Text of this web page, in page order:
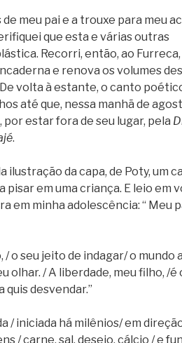
de meu pai e a trouxe para meu
que esta e várias outras
Recorri, então, ao Furreca,
e renova os volumes
volta à estante, o canto
até que, nessa manhã de
por estar fora de seu lugar, pela
.
ilustração da capa, de Poty, um
pisar em uma criança. E leio em
em minha adolescência: “ Meu
/ o seu jeito de indagar/ o mundo
olhar. / A liberdade, meu filho, /
quis desvendar.”
/ iniciada há milênios/ em
/ carne, sal, desejo, cálcio / e